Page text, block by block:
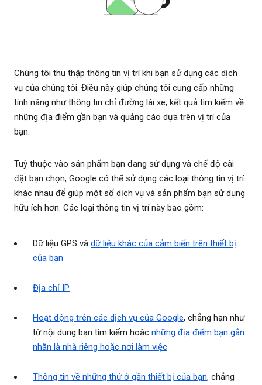
Chúng tôi thu thập thông tin vị trí khi bạn sử dụng các dịch
vụ của chúng tôi. Điều này giúp chúng tôi cung cấp những
tính năng như thông tin chỉ đường lái xe, kết quả tìm kiếm về
những địa điểm gần bạn và quảng cáo dựa trên vị trí của
bạn.
Tuỳ thuộc vào sản phẩm bạn đang sử dụng và chế độ cài
đặt bạn chọn, Google có thể sử dụng các loại thông tin vị trí
khác nhau để giúp một số dịch vụ và sản phẩm bạn sử dụng
hữu ích hơn. Các loại thông tin vị trí này bao gồm:
Dữ liệu GPS và dữ liệu khác của cảm biến trên thiết bị
của bạn
Địa chỉ IP
Hoạt động trên các dịch vụ của Google, chẳng hạn như
từ nội dung bạn tìm kiếm hoặc những địa điểm bạn gắn
nhãn là nhà riêng hoặc nơi làm việc
Thông tin về những thứ ở gần thiết bị của bạn, chẳng